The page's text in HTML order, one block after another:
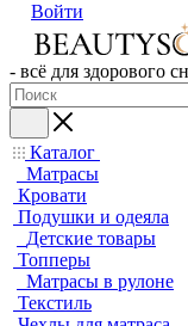
Войти
- всё для здорового
Каталог
Матрасы
Кровати
Подушки и одеяла
Детские товары
Топперы
Матрасы в рулоне
Текстиль